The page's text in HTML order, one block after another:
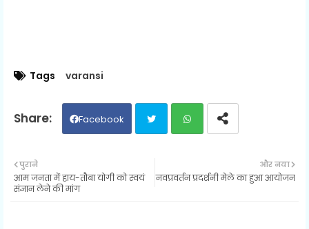
Tags varansi
Facebook
ter ats
और नया
नवप्रवर्तन प्रदर्शनी मेले का हुआ आयोजन
पुराने
आम जनता में हाय-तौबा योगी को स्वयं
संज्ञान लेने की मांग